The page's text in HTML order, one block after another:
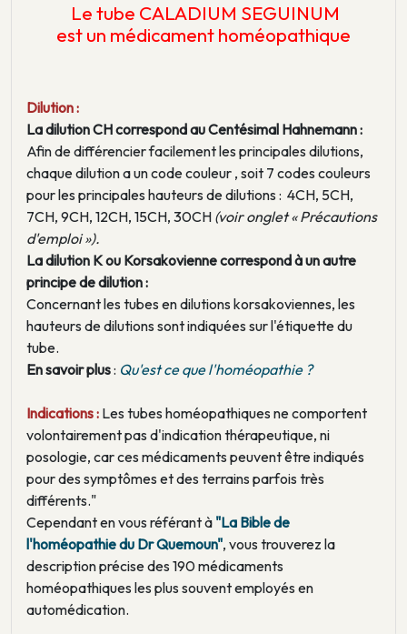
Le tube CALADIUM SEGUINUM
est un médicament homéopathique
Dilution :
La dilution CH correspond au Centésimal Hahnemann :
Afin de différencier facilement les principales dilutions,
chaque dilution a un code couleur , soit 7 codes couleurs
pour les principales hauteurs de dilutions : 4CH, 5CH,
7CH, 9CH, 12CH, 15CH, 30CH (voir onglet « Précautions
d'emploi »).
La dilution K ou Korsakovienne correspond à un autre
principe de dilution :
Concernant les tubes en dilutions korsakoviennes, les
hauteurs de dilutions sont indiquées sur l'étiquette du
tube.
En savoir plus: Qu'est ce que l'homéopathie ?
Indications : Les tubes homéopathiques ne comportent
volontairement pas d'indication thérapeutique, ni
posologie, car ces médicaments peuvent être indiqués
pour des symptômes et des terrains parfois très
différents."
Cependant en vous référant à "La Bible de
l'homéopathie du Dr Quemoun", vous trouverez la
description précise des 190 médicaments
homéopathiques les plus souvent employés en
automédication.